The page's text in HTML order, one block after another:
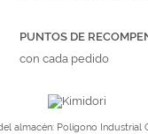
PUNTOS DE
con cada pedido
almacén: Polígono Industrial